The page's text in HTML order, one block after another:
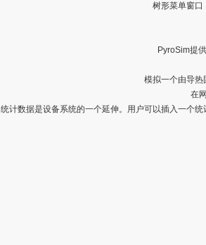
树形菜单窗口
PyroSim提
模拟一个由导热
在
统计数据是设备系统的一个延伸。用户可以插入一个